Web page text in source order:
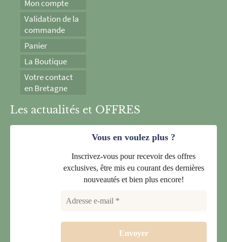
Mon compte
Validation de la
commande
Panier
La Boutique
Votre contact
en Bretagne
Les actualités et OFFRES
Vous en voulez plus ?
Inscrivez-vous pour recevoir des offres
exclusives, être mis eu courant des dernières
nouveautés et bien plus encore!